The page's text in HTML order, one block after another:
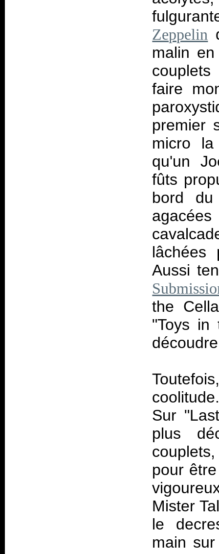
Zeppelin
malin
faire
premier
micro
qu'un
fûts
bord
lâchées
Aussi
the
"Toys in
Sur
plus
pour
Mister
le
main